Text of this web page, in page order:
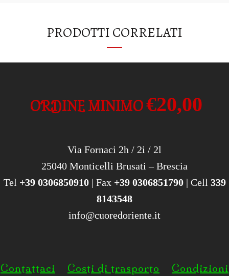
PRODOTTI CORRELATI
ORDINE MINIMO€20,00
Via Fornaci 2h / 2i / 2l
25040 Monticelli Brusati – Brescia
Tel +39 0306850910| Fax +39 0306851790| Cell 339
8143548
info@cuoredoriente.it
Contattaci Costi di trasporto Condizioni